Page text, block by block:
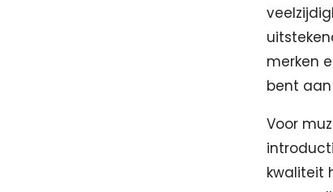
merken
bent
Voor
kwaliteit